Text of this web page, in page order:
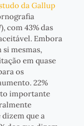
da Gallup
com 43% das
Embora
si mesmas,
em quase
os
22%
importante
que a